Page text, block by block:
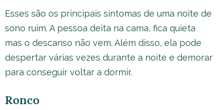
Esses são os principais sintomas de uma noite de
sono ruim. A pessoa deita na cama, fica quieta
mas o descanso não vem. Além disso, ela pode
despertar várias vezes durante a noite e demorar
para conseguir voltar a dormir.
Ronco